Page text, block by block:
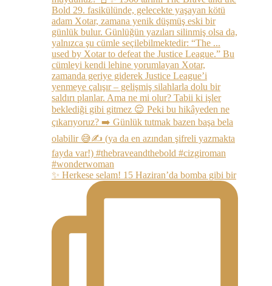
✨ Herkese selam! 15 Haziran’da bomba gibi bir